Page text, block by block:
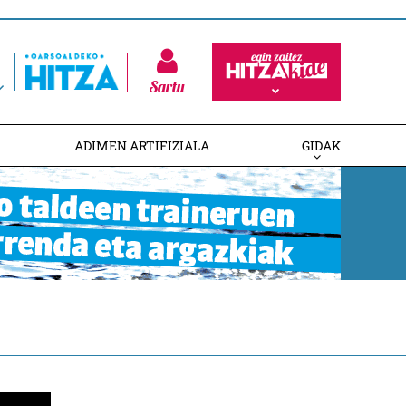
Sartu
ADIMEN ARTIFIZIALA GIDAK